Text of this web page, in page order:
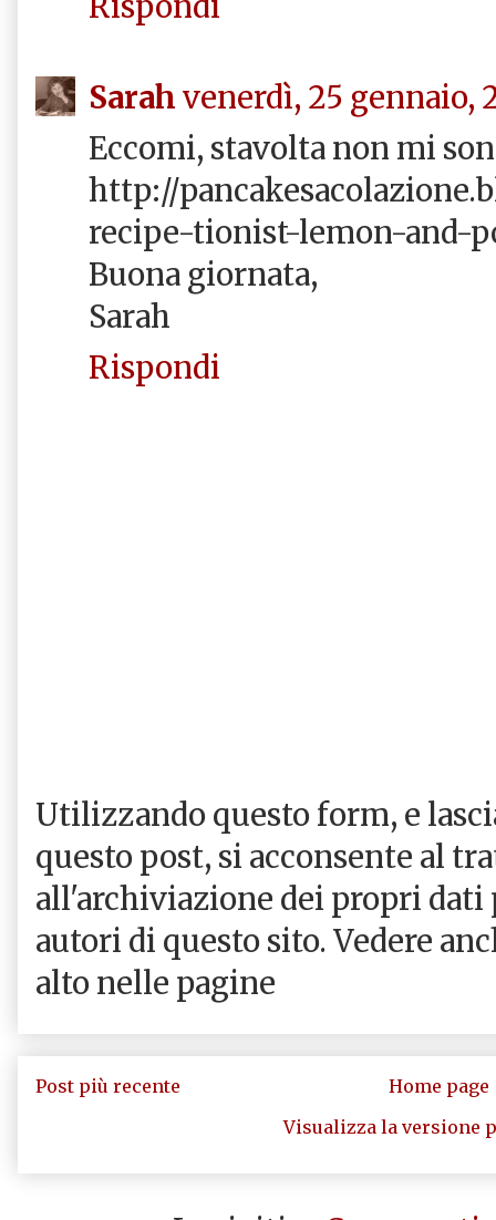
Sarah venerdì, 25 gennaio,
Eccomi, stavolta non mi
http://
recipe-tionist-lemon-and-
Buona giornata,
Sarah
Rispondi
Utilizzando questo form, e
questo post, si acconsente al
all'archiviazione dei propri dati
autori di questo sito. Vedere
alto nelle pagine
Post più recente
Home page
Visualizza la versione